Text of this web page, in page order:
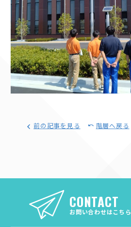
前の記事を見る 階層へ戻る
CONTACT
お問い合わせはこちら